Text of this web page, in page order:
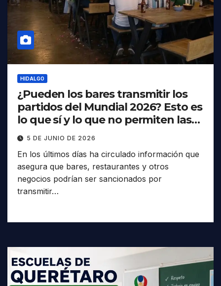
HIDALGO
¿Pueden los bares transmitir los
partidos del Mundial 2026? Esto es
lo que sí y lo que no permiten las
reglas
5 DE JUNIO DE 2026
En los últimos días ha circulado información que
asegura que bares, restaurantes y otros
negocios podrían ser sancionados por
transmitir…